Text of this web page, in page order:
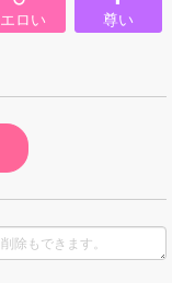
エロい
尊い